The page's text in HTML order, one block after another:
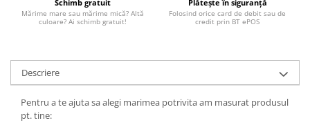
Schimb gratuit
Mărime mare sau mărime mică? Altă
culoare? Ai schimb gratuit!
Plătește în siguranță
Folosind orice card de debit sau de
credit prin BT ePOS
Descriere
Pentru a te ajuta sa alegi marimea potrivita am masurat produsul
pt. tine: